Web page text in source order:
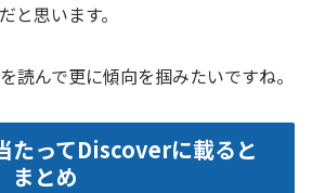
と思います。
読んで更に傾向を掴みたいですね。
たってDiscoverに載ると
まとめ